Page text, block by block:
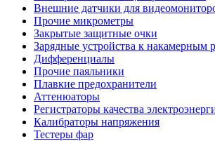
Внешние датчики для
Прочие микрометры
Закрытые защитные очки
Зарядные устройства к накамерным
Дифференциалы
Прочие паяльники
Плавкие предохранители
Аттенюаторы
Регистраторы качества
Калибраторы напряжения
Тестеры фар